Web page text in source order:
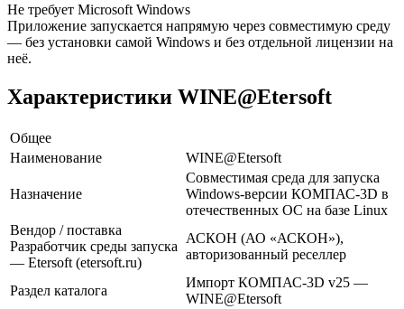
Не требует Microsoft Windows
Приложение запускается напрямую через совместимую среду
— без установки самой Windows и без отдельной лицензии на
неё.
Характеристики WINE@Etersoft
Общее
Наименование
WINE@Etersoft
Назначение
Совместимая среда для запуска
Windows-версии КОМПАС-3D в
отечественных ОС на базе Linux
Вендор / поставка
Разработчик среды запуска
— Etersoft (etersoft.ru)
АСКОН (АО «АСКОН»),
авторизованный реселлер
Раздел каталога
Импорт КОМПАС-3D v25 —
WINE@Etersoft